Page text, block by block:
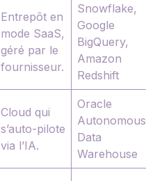
Entrepôt en
mode SaaS,
géré par le
fournisseur.
Snowflake,
Google
BigQuery,
Amazon
Redshift
Cloud qui
s’auto-pilote
via l’IA.
Oracle
Autonomous
Data
Warehouse